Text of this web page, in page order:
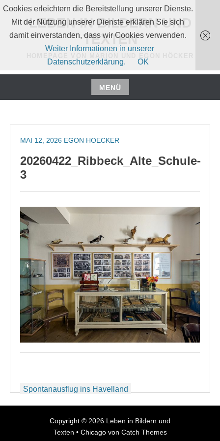
Zum
Inhalt
springen
LEBEN IN BILDERN UND
TEXTEN
MENÜ
Zum
springen
MAI 12, 2026 EGON HOECKER
20260422_Ribbeck_Alte_Schule-
3
Beitragsnavigation
Spontanausflug ins Havelland
Copyright © 2026 Leben in Bildern und
Texten • Chicago von Catch Themes
Cookies erleichtern die Bereitstellung unserer Dienste.
Mit der Nutzung unserer Dienste erklären Sie sich
damit einverstanden, dass wir Cookies verwenden.
Weiter Informationen in unserer
Datenschutzerklärung.
OK